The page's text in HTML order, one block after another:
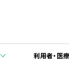
利用者・医